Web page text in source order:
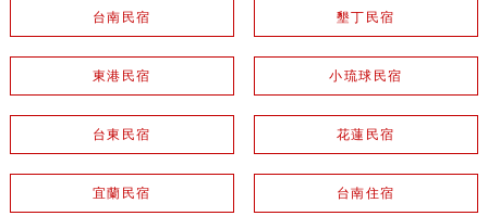
台南民宿 墾丁民宿
東港民宿 小琉球民宿
台東民宿 花蓮民宿
宜蘭民宿 台南住宿